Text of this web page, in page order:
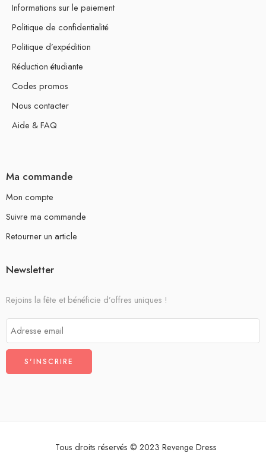
Informations sur le paiement
Politique de confidentialité
Politique d’expédition
Réduction étudiante
Codes promos
Nous contacter
Aide & FAQ
Ma commande
Mon compte
Suivre ma commande
Retourner un article
Newsletter
Rejoins la fête et bénéficie d’offres uniques !
Tous droits réservés © 2023 Revenge Dress